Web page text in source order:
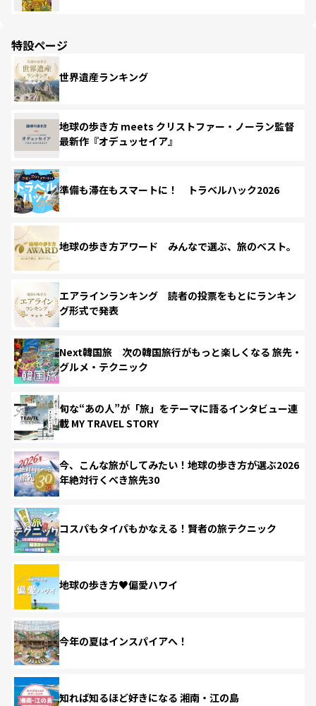
特設ページ
世界遺産ランキング
地球の歩き方 meets クリストファー・ノーラン監督
最新作『オデュッセイア』
準備も滞在もスマートに！ トラベルハック2026
地球の歩き方アワード みんなで選ぶ、旅のベスト。
エアラインランキング 読者の投票をもとにランキン
グ形式で発表
Next韓国旅 次の韓国旅行がもっと楽しくなる 旅先・
グルメ・テクニック
旬な“あの人”が「旅」をテーマに語るインタビュー連
載 MY TRAVEL STORY
今、こんな旅がしてみたい！地球の歩き方が選ぶ2026
年絶対行くべき旅先30
コスパもタイパもかなえる！賢者の旅テクニック
地球の歩き方♥偏愛ハワイ
今年の夏はインスパイアへ！
知れば知るほど好きになる 湘南・江の島